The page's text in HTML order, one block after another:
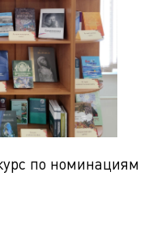
по номинациям